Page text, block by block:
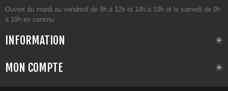
Ouvert du mardi au vendredi de 9h à 12h et 14h à 19h et le samedi de 9h
à 19h en continu
INFORMATION
MON COMPTE